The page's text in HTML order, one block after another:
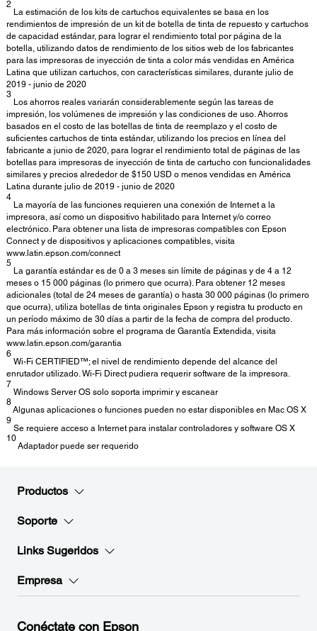
2
La estimación de los kits de cartuchos equivalentes se basa en los
rendimientos de impresión de un kit de botella de tinta de repuesto y cartuchos
de capacidad estándar, para lograr el rendimiento total por página de la
botella, utilizando datos de rendimiento de los sitios web de los fabricantes
para las impresoras de inyección de tinta a color más vendidas en América
Latina que utilizan cartuchos, con características similares, durante julio de
2019 - junio de 2020
3
Los ahorros reales variarán considerablemente según las tareas de
impresión, los volúmenes de impresión y las condiciones de uso. Ahorros
basados en el costo de las botellas de tinta de reemplazo y el costo de
suficientes cartuchos de tinta estándar, utilizando los precios en línea del
fabricante a junio de 2020, para lograr el rendimiento total de páginas de las
botellas para impresoras de inyección de tinta de cartucho con funcionalidades
similares y precios alrededor de $150 USD o menos vendidas en América
Latina durante julio de 2019 - junio de 2020
4
La mayoría de las funciones requieren una conexión de Internet a la
impresora, así como un dispositivo habilitado para Internet y/o correo
electrónico. Para obtener una lista de impresoras compatibles con Epson
Connect y de dispositivos y aplicaciones compatibles, visita
www.latin.epson.com/connect
5
La garantía estándar es de 0 a 3 meses sin límite de páginas y de 4 a 12
meses o 15 000 páginas (lo primero que ocurra). Para obtener 12 meses
adicionales (total de 24 meses de garantía) o hasta 30 000 páginas (lo primero
que ocurra), utiliza botellas de tinta originales Epson y registra tu producto en
un período máximo de 30 días a partir de la fecha de compra del producto.
Para más información sobre el programa de Garantía Extendida, visita
www.latin.epson.com/garantia
6
Wi-Fi CERTIFIED™; el nivel de rendimiento depende del alcance del
enrutador utilizado. Wi-Fi Direct pudiera requerir software de la impresora.
7
Windows Server OS solo soporta imprimir y escanear
8
Algunas aplicaciones o funciones pueden no estar disponibles en Mac OS X
9
Se requiere acceso a Internet para instalar controladores y software OS X
10
Adaptador puede ser requerido
Productos
Soporte
Links Sugeridos
Empresa
Conéctate con Epson